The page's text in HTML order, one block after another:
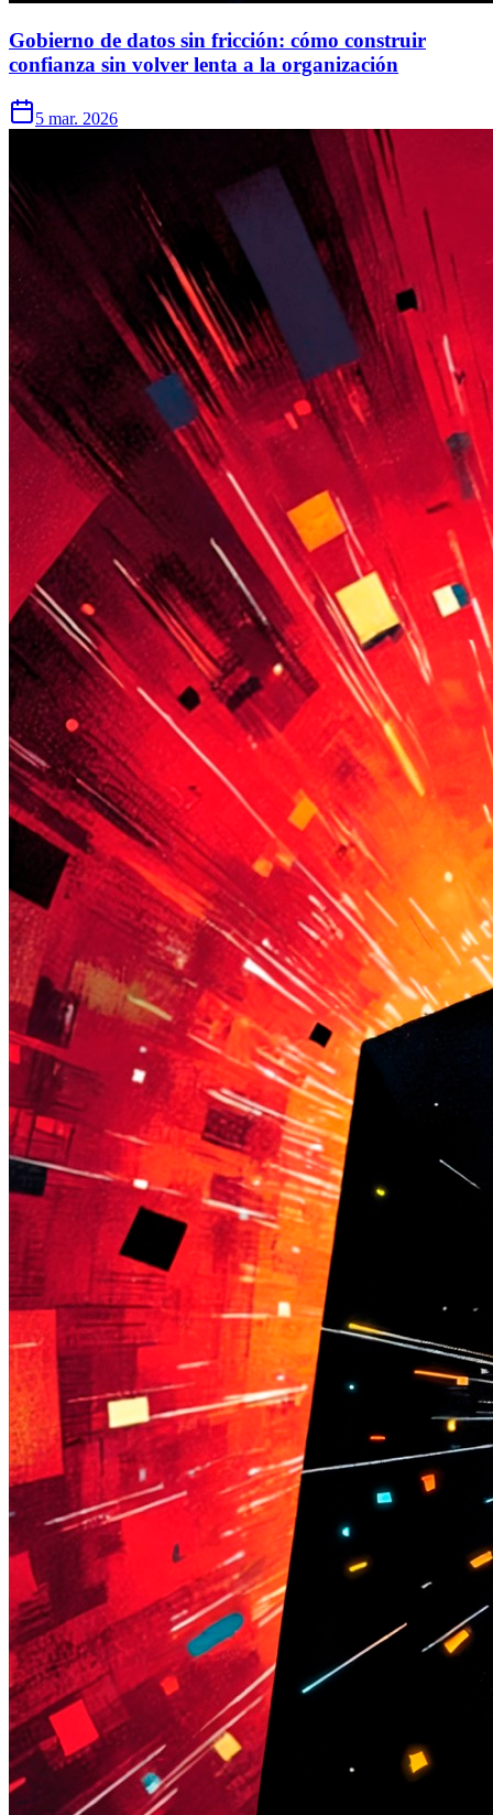
Gobierno de datos sin fricción: cómo construir
confianza sin volver lenta a la organización
5 mar. 2026